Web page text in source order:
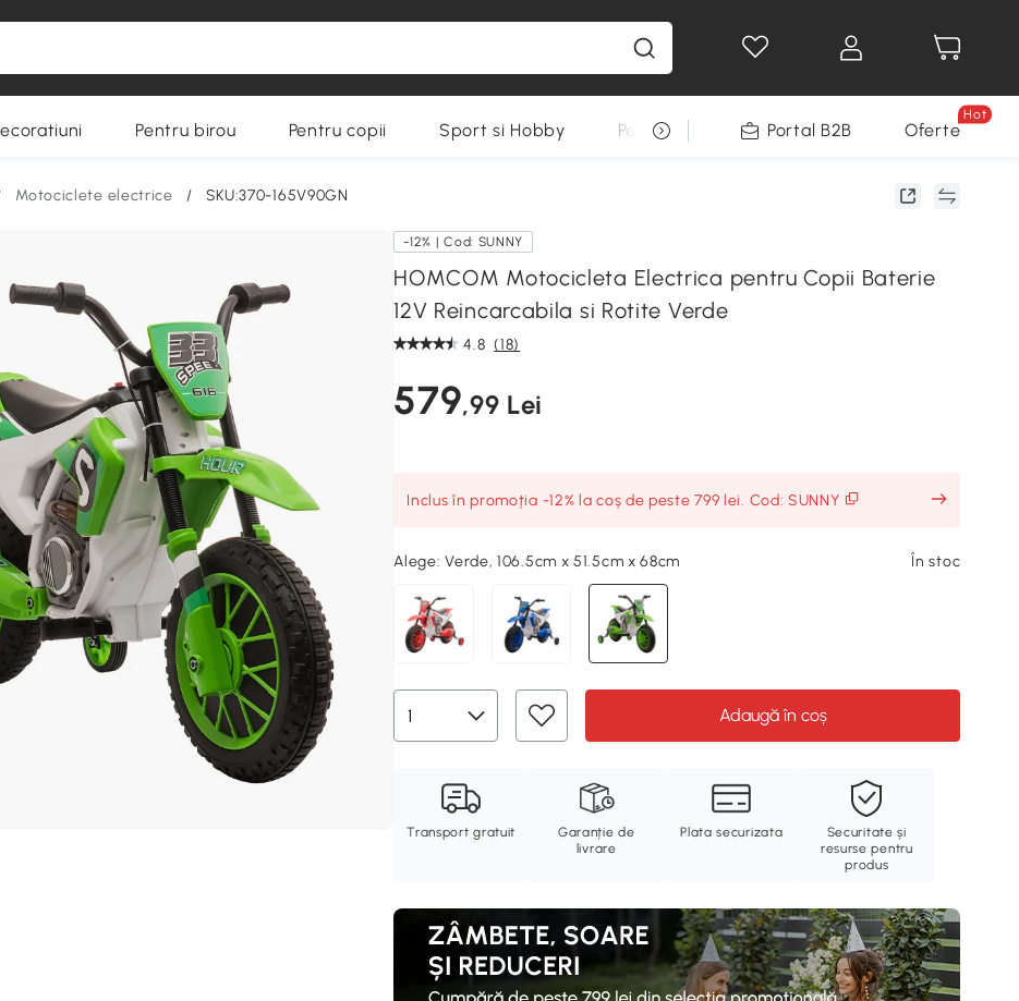
Pentru birou Pentru copii Sport si Hobby Pentru animale Decoratiuni Sarbatori
Portal B2B Oferte
Hot
Motociclete electrice / SKU:370-165V90GN
-12% | Cod: SUNNY
HOMCOM Motocicleta Electrica pentru Copii Baterie
12V Reincarcabila si Rotite Verde
4.8 (18)
579,99 Lei
Inclus în promoția -12% la coș de peste 799 lei. Cod: SUNNY
Alege:Verde, 106.5cm x 51.5cm x 68cm În stoc
Adaugă în coș
Transport gratuit
Garanție de
livrare
Plata securizata
Securitate și
resurse pentru
produs